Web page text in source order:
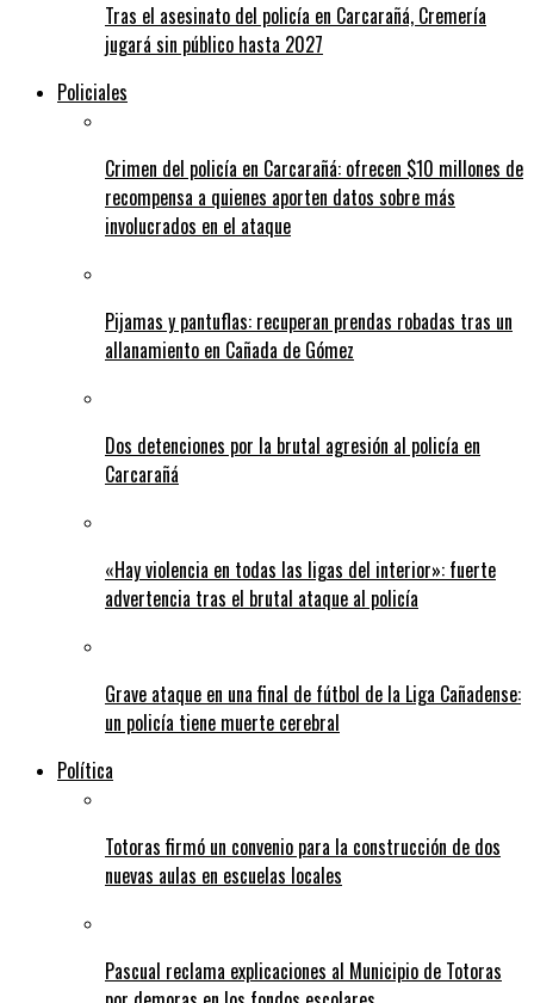
Tras el asesinato del policía en Carcarañá, Cremería
jugará sin público hasta 2027
Policiales
Crimen del policía en Carcarañá: ofrecen $10 millones de
recompensa a quienes aporten datos sobre más
involucrados en el ataque
Pijamas y pantuflas: recuperan prendas robadas tras un
allanamiento en Cañada de Gómez
Dos detenciones por la brutal agresión al policía en
Carcarañá
«Hay violencia en todas las ligas del interior»: fuerte
advertencia tras el brutal ataque al policía
Grave ataque en una final de fútbol de la Liga Cañadense:
un policía tiene muerte cerebral
Política
Totoras firmó un convenio para la construcción de dos
nuevas aulas en escuelas locales
Pascual reclama explicaciones al Municipio de Totoras